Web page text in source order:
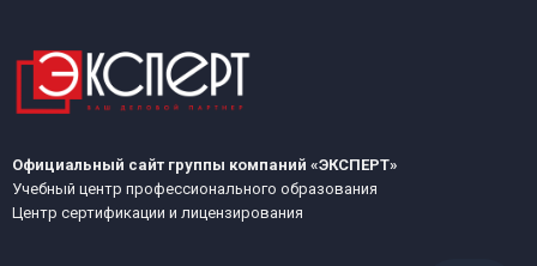
Официальный сайт группы компаний «ЭКСПЕРТ»
Учебный центр профессионального образования
Центр сертификации и лицензирования